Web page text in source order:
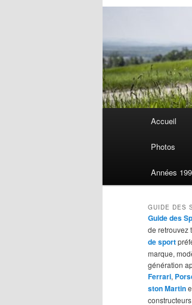
Aller
au
principal
Accueil
Photos
Années
GUIDE DES
Guide des
de retrouvez
de sport
marque,
génération
Ferrari,
ston Martin